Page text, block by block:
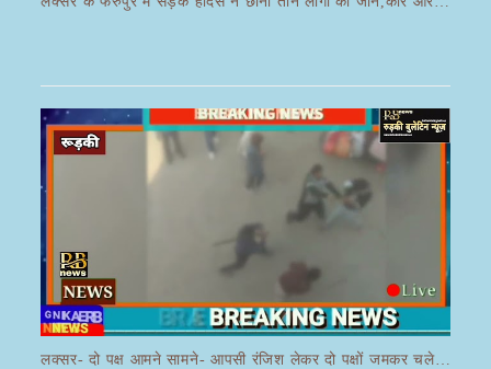
लक्सर- दो पक्ष आमने सामने- आपसी रंजिश लेकर दो पक्षों जमकर चले लाठी डंडे का वीडियो जमकर हो रहा वायरल